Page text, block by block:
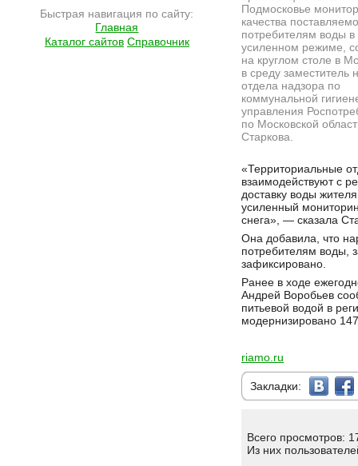
Быстрая навигация по сайту:
Главная
Каталог сайтов Справочник
Подмосковье
качества
потребителям воды в
усиленном режиме,
на круглом столе в
в среду заместитель
отдела надзора по
коммунальной
управления
по Московской
Старкова.
«Территориальные
взаимодействуют с
доставку воды
усиленный
снега», — сказала
Она добавила, что
потребителям воды,
зафиксировано.
Ранее в ходе
Андрей Воробьев
питьевой водой в
модернизировано
riamo.ru
Закладки:
Всего просмотров:
Из них